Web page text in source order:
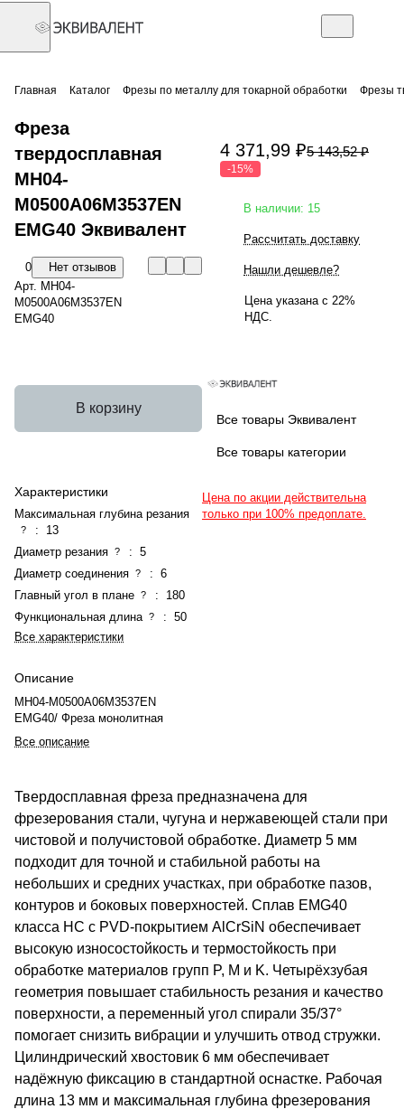
Главная Каталог Фрезы по металлу для токарной обработки Фрезы
Фреза
твердосплавная
MH04-
M0500A06M3537EN
EMG40 Эквивалент
0
Нет отзывов
Арт. MH04-
M0500A06M3537EN
EMG40
В корзину
Характеристики
Максимальная глубина резания
? :
13
Диаметр резания ? : 5
Диаметр соединения ? : 6
Главный угол в плане ? :
180
Функциональная длина ? : 50
Все характеристики
Описание
MH04-M0500A06M3537EN
EMG40/ Фреза монолитная
Все описание
4 371,99 ₽5 143,52 ₽
-15%
В наличии: 15
Рассчитать доставку
Нашли дешевле?
Цена указана с 22%
НДС.
Все товары Эквивалент
Все товары категории
Цена по акции действительна
только при 100% предоплате.
Твердосплавная фреза предназначена для
фрезерования стали, чугуна и нержавеющей стали при
чистовой и получистовой обработке. Диаметр 5 мм
подходит для точной и стабильной работы на
небольших и средних участках, при обработке пазов,
контуров и боковых поверхностей. Сплав EMG40
класса HC с PVD-покрытием AlCrSiN обеспечивает
высокую износостойкость и термостойкость при
обработке материалов групп P, M и K. Четырёхзубая
геометрия повышает стабильность резания и качество
поверхности, а переменный угол спирали 35/37°
помогает снизить вибрации и улучшить отвод стружки.
Цилиндрический хвостовик 6 мм обеспечивает
надёжную фиксацию в стандартной оснастке. Рабочая
длина 13 мм и максимальная глубина фрезерования